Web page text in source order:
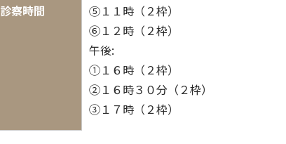
診察時間
⑤１１時（２枠）
⑥１２時（２枠）
午後:
①１６時（２枠）
②１６時３０分（２枠）
③１７時（２枠）